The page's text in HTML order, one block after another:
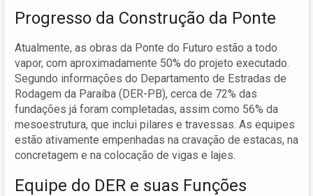
Progresso da Construção da Ponte
Atualmente, as obras da Ponte do Futuro estão a todo
vapor, com aproximadamente 50% do projeto executado.
Segundo informações do Departamento de Estradas de
Rodagem da Paraíba (DER-PB), cerca de 72% das
fundações já foram completadas, assim como 56% da
mesoestrutura, que inclui pilares e travessas. As equipes
estão ativamente empenhadas na cravação de estacas, na
concretagem e na colocação de vigas e lajes.
Equipe do DER e suas Funções